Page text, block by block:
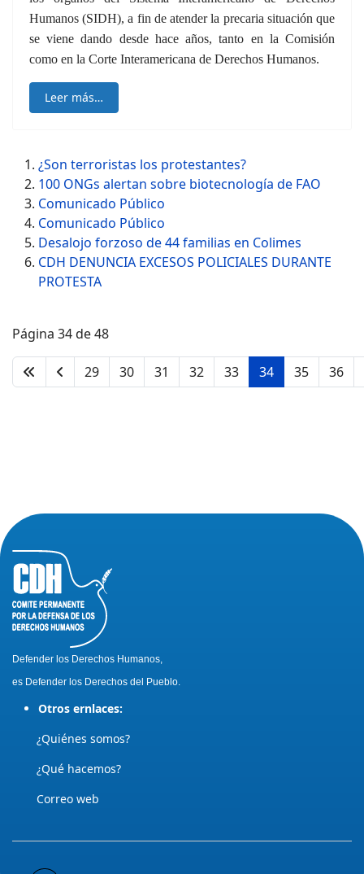
Humanos (SIDH), a fin de atender la precaria situación que
se viene dando desde hace años, tanto en la Comisión
como en la Corte Interamericana de Derechos Humanos.
Leer más…
¿Son terroristas los protestantes?
100 ONGs alertan sobre biotecnología de FAO
Comunicado Público
Comunicado Público
Desalojo forzoso de 44 familias en Colimes
CDH DENUNCIA EXCESOS POLICIALES DURANTE
PROTESTA
Página 34 de 48
29 30 31 32 33 34 35 36
Defender los Derechos Humanos,
es Defender los Derechos del Pueblo.
Otros ernlaces:
¿Quiénes somos?
¿Qué hacemos?
Correo web